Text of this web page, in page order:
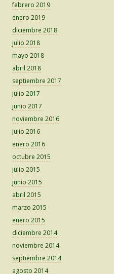
febrero 2019
enero 2019
diciembre 2018
julio 2018
mayo 2018
abril 2018
septiembre 2017
julio 2017
junio 2017
noviembre 2016
julio 2016
enero 2016
octubre 2015
julio 2015
junio 2015
abril 2015
marzo 2015
enero 2015
diciembre 2014
noviembre 2014
septiembre 2014
agosto 2014